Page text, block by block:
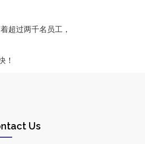
超过两千名员工，
！
Us